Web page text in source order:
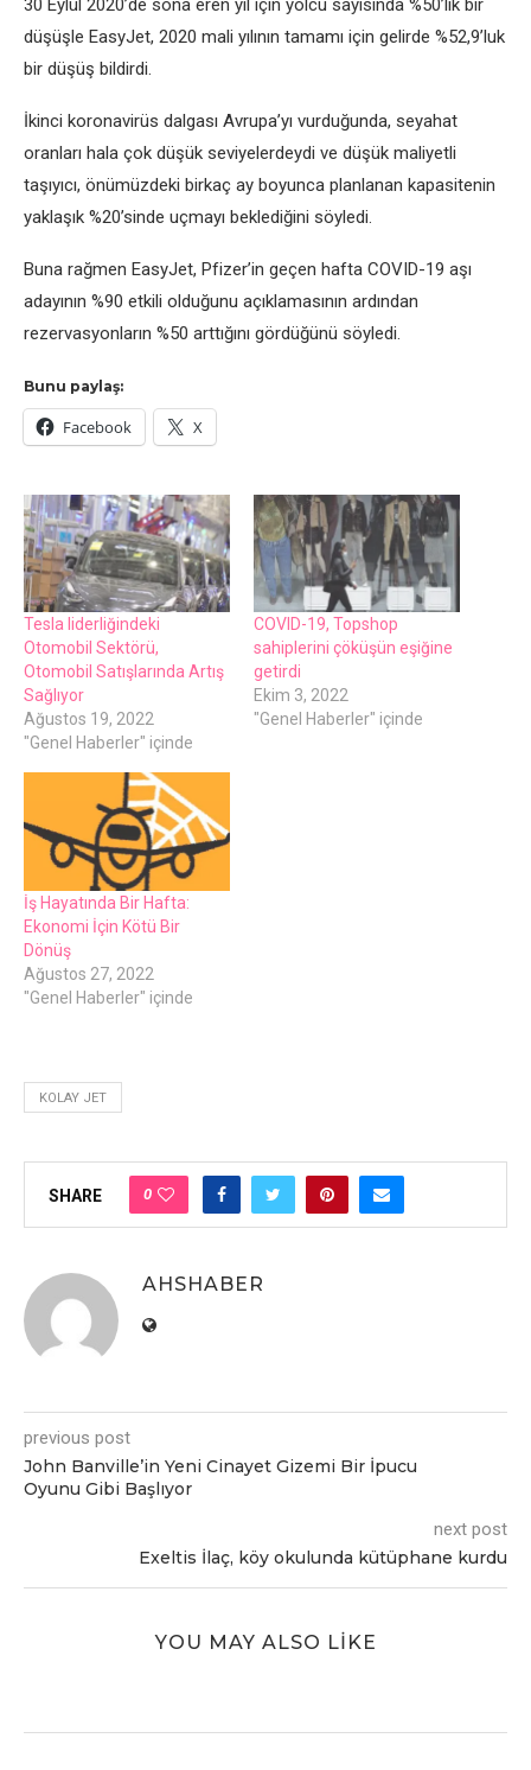
30 Eylül 2020’de sona eren yıl için yolcu sayısında %50’lik bir
düşüşle EasyJet, 2020 mali yılının tamamı için gelirde %52,9’luk
bir düşüş bildirdi.
İkinci koronavirüs dalgası Avrupa’yı vurduğunda, seyahat
oranları hala çok düşük seviyelerdeydi ve düşük maliyetli
taşıyıcı, önümüzdeki birkaç ay boyunca planlanan kapasitenin
yaklaşık %20’sinde uçmayı beklediğini söyledi.
Buna rağmen EasyJet, Pfizer’in geçen hafta COVID-19 aşı
adayının %90 etkili olduğunu açıklamasının ardından
rezervasyonların %50 arttığını gördüğünü söyledi.
Bunu paylaş:
Facebook X
Tesla liderliğindeki
Otomobil Sektörü,
Otomobil Satışlarında Artış
Sağlıyor
Ağustos 19, 2022
"Genel Haberler" içinde
COVID-19, Topshop
sahiplerini çöküşün eşiğine
getirdi
Ekim 3, 2022
"Genel Haberler" içinde
İş Hayatında Bir Hafta:
Ekonomi İçin Kötü Bir
Dönüş
Ağustos 27, 2022
"Genel Haberler" içinde
KOLAY JET
SHARE 0
AHSHABER
previous post
John Banville’in Yeni Cinayet Gizemi Bir İpucu
Oyunu Gibi Başlıyor
next post
Exeltis İlaç, köy okulunda kütüphane kurdu
YOU MAY ALSO LIKE